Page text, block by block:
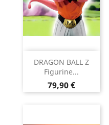
DRAGON BALL Z
Figurine...
Prix
79,90 €